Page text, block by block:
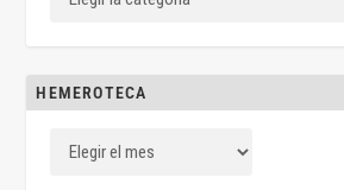
HEMEROTECA